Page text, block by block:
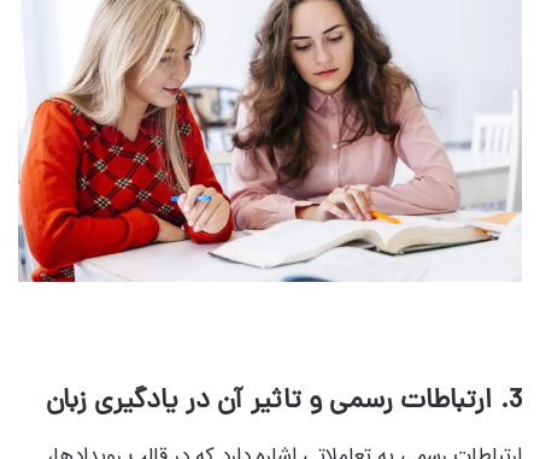
3. ارتباطات رسمی و تاثیر آن در یادگیری زبان